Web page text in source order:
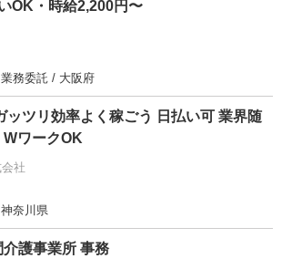
OK・時給2,200円〜
務委託 / 大阪府
ッツリ効率よく稼ごう 日払い可 業界随
ワークOK
社
奈川県
護事業所 事務